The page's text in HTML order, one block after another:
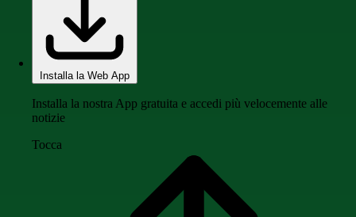
Installa la Web App
Installa la nostra App gratuita e accedi più velocemente alle
notizie
Tocca